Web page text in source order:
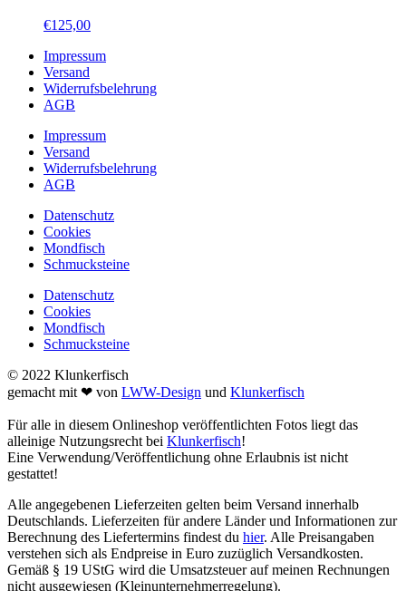
€125,00
Impressum
Versand
Widerrufsbelehrung
AGB
Impressum
Versand
Widerrufsbelehrung
AGB
Datenschutz
Cookies
Mondfisch
Schmucksteine
Datenschutz
Cookies
Mondfisch
Schmucksteine
© 2022 Klunkerfisch
gemacht mit ❤ von LWW-Design und Klunkerfisch
Für alle in diesem Onlineshop veröffentlichten Fotos liegt das
alleinige Nutzungsrecht bei Klunkerfisch!
Eine Verwendung/Veröffentlichung ohne Erlaubnis ist nicht
gestattet!
Alle angegebenen Lieferzeiten gelten beim Versand innerhalb
Deutschlands. Lieferzeiten für andere Länder und Informationen zur
Berechnung des Liefertermins findest du hier. Alle Preisangaben
verstehen sich als Endpreise in Euro zuzüglich Versandkosten.
Gemäß § 19 UStG wird die Umsatzsteuer auf meinen Rechnungen
nicht ausgewiesen (Kleinunternehmerregelung).